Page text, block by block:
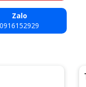
Zalo
0916152929